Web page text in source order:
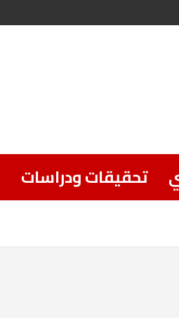
تحقيقات ودراسات